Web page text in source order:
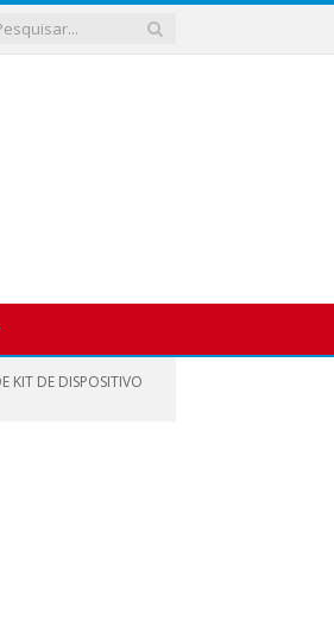
KIT DE DISPOSITIVO